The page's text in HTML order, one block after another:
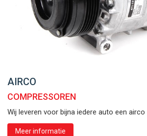
AIRCO
COMPRESSOREN
Wij leveren voor bijna iedere auto een
Meer informatie